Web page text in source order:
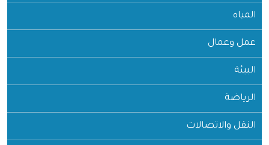
المياه
عمل وعمال
البيئة
الرياضة
النقل والاتصالات